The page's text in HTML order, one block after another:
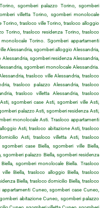
sgomberi palazzo Torino, sgomberi
villetta Torino, sgomberi monolocale
trasloco ville Torino, trasloco alloggio
Torino, trasloco residenza Torino, trasloco
Torino. Sgomberi appartamenti
Alessandria, sgomberi alloggio Alessandria,
sgomberi residenza Alessandria,
sgomberi monolocale Alessandria.
trasloco ville Alessandria, trasloco
trasloco palazzo Alessandria, trasloco
trasloco villetta Alessandria, trasloco
sgomberi case Asti, sgomberi ville Asti,
palazzo Asti, sgomberi residenza Asti,
monolocale Asti. Trasloco appartamenti
Asti, trasloco abitazione Asti, trasloco
Asti, trasloco villetta Asti, trasloco
case Biella, sgomberi ville Biella,
sgomberi palazzo Biella, sgomberi residenza
sgomberi monolocale Biella. Trasloco
Biella, trasloco alloggio Biella, trasloco
Biella, trasloco domicilio Biella, trasloco
Cuneo, sgomberi case Cuneo,
abitazione Cuneo, sgomberi palazzo